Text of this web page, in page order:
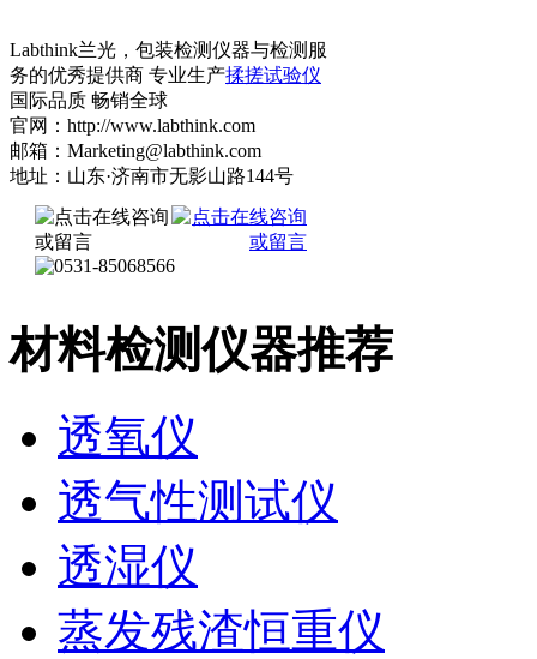
Labthink兰光，包装检测仪器与检测服
务的优秀提供商 专业生产揉搓试验仪
国际品质 畅销全球
官网：http://www.labthink.com
邮箱：Marketing@labthink.com
地址：山东·济南市无影山路144号
材料检测仪器推荐
透氧仪
透气性测试仪
透湿仪
蒸发残渣恒重仪